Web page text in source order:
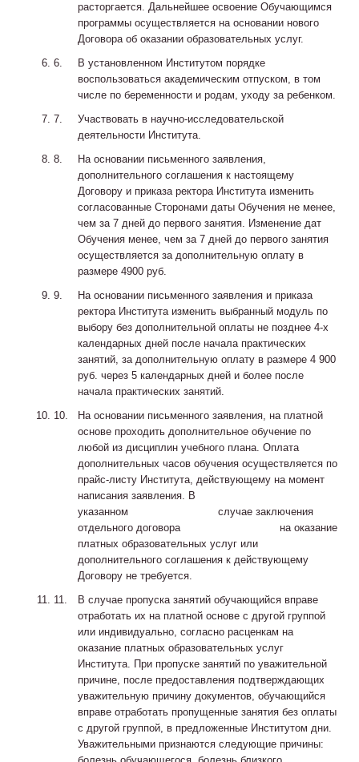
расторгается. Дальнейшее освоение Обучающимся
программы осуществляется на основании нового
Договора об оказании образовательных услуг.
В установленном Институтом порядке
воспользоваться академическим отпуском, в том
числе по беременности и родам, уходу за ребенком.
Участвовать в научно-исследовательской
деятельности Института.
На основании письменного заявления,
дополнительного соглашения к настоящему
Договору и приказа ректора Института изменить
согласованные Сторонами даты Обучения не менее,
чем за 7 дней до первого занятия. Изменение дат
Обучения менее, чем за 7 дней до первого занятия
осуществляется за дополнительную оплату в
размере 4900 руб.
На основании письменного заявления и приказа
ректора Института изменить выбранный модуль по
выбору без дополнительной оплаты не позднее 4-х
календарных дней после начала практических
занятий, за дополнительную оплату в размере 4 900
руб. через 5 календарных дней и более после
начала практических занятий.
На основании письменного заявления, на платной
основе проходить дополнительное обучение по
любой из дисциплин учебного плана. Оплата
дополнительных часов обучения осуществляется по
прайс-листу Института, действующему на момент
написания заявления. В
указанном случае заключения
отдельного договора на оказание
платных образовательных услуг или
дополнительного соглашения к действующему
Договору не требуется.
В случае пропуска занятий обучающийся вправе
отработать их на платной основе с другой группой
или индивидуально, согласно расценкам на
оказание платных образовательных услуг
Института. При пропуске занятий по уважительной
причине, после предоставления подтверждающих
уважительную причину документов, обучающийся
вправе отработать пропущенные занятия без оплаты
с другой группой, в предложенные Институтом дни.
Уважительными признаются следующие причины: